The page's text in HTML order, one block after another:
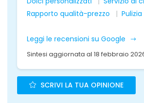
Rapporto qualità-prezzo
Leggi le recensioni su Google
Sintesi aggiornata al 18 febbraio
SCRIVI LA TUA OPINIONE